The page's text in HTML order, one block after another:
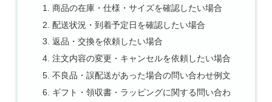
商品の在庫・仕様・サイズを確認したい場合
配送状況・到着予定日を確認したい場合
返品・交換を依頼したい場合
注文内容の変更・キャンセルを依頼したい場合
不良品・誤配送があった場合の問い合わせ例文
ギフト・領収書・ラッピングに関する問い合わ